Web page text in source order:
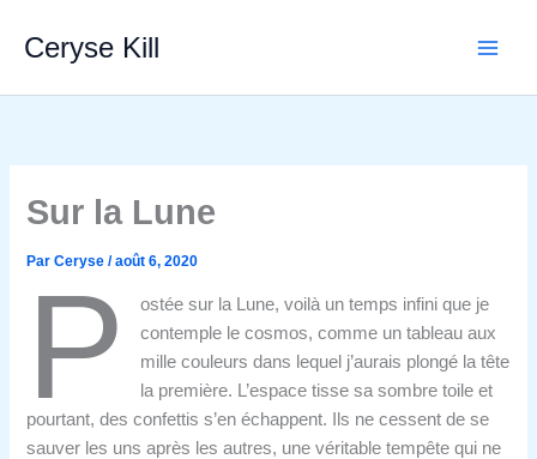
Ceryse Kill
Sur la Lune
ParCeryse/août 6, 2020
P
ostée sur la Lune, voilà un temps infini que je
contemple le cosmos, comme un tableau aux
mille couleurs dans lequel j’aurais plongé la tête
la première. L’espace tisse sa sombre toile et
pourtant, des confettis s’en échappent. Ils ne cessent de se
sauver les uns après les autres, une véritable tempête qui ne